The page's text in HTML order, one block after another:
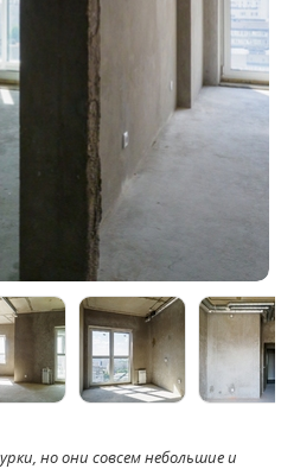
но они совсем небольшие и